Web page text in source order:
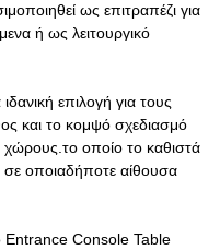
ως επιτραπέζι για
ή ως λειτουργικό
επιλογή για τους
και το κομψό σχεδιασμό
χώρους.το οποίο το καθιστά
σε οποιαδήποτε αίθουσα
Console Table